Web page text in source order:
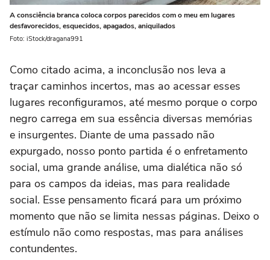
A consciência branca coloca corpos parecidos com o meu em lugares
desfavorecidos, esquecidos, apagados, aniquilados
Foto: iStock/dragana991
Como citado acima, a inconclusão nos leva a
traçar caminhos incertos, mas ao acessar esses
lugares reconfiguramos, até mesmo porque o corpo
negro carrega em sua essência diversas memórias
e insurgentes. Diante de uma passado não
expurgado, nosso ponto partida é o enfretamento
social, uma grande análise, uma dialética não só
para os campos da ideias, mas para realidade
social. Esse pensamento ficará para um próximo
momento que não se limita nessas páginas. Deixo o
estímulo não como respostas, mas para análises
contundentes.